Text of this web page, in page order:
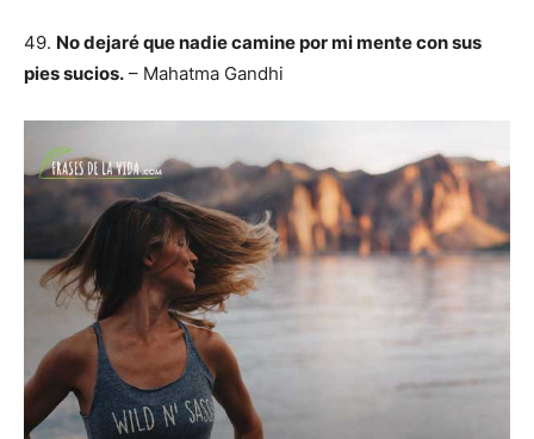
49. No dejaré que nadie camine por mi mente con sus
pies sucios. – Mahatma Gandhi